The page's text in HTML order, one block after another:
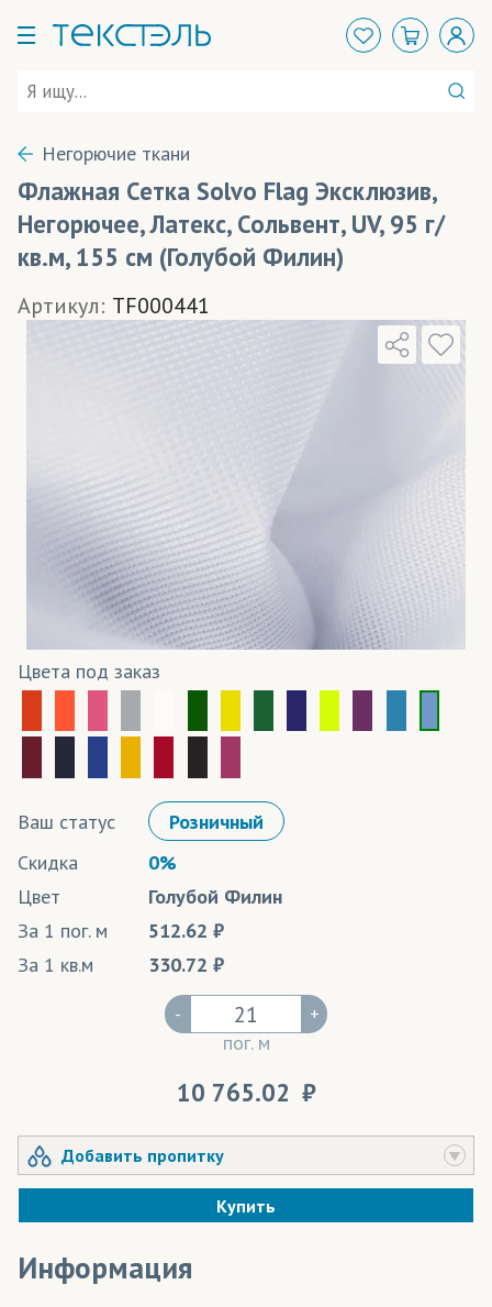
Негорючие ткани
Флажная Сетка Solvo Flag Эксклюзив,
Негорючее, Латекс, Сольвент, UV, 95 г/
кв.м, 155 см (Голубой Филин)
Артикул: TF000441
Цвета под заказ
Ваш статус
Розничный
Скидка
0%
Цвет
Голубой Филин
За 1 пог. м
512.62
За 1 кв.м
330.72
-
пог. м
+
10 765.02
Добавить пропитку
Купить
Информация